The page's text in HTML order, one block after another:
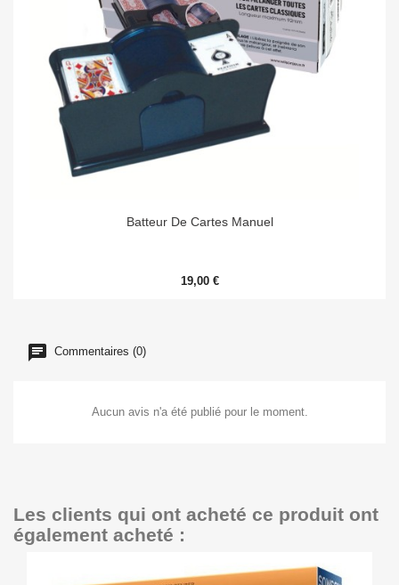
Batteur De Cartes Manuel
19,00 €
Commentaires (0)
Aucun avis n'a été publié pour le moment.
Les clients qui ont acheté ce produit ont
également acheté :